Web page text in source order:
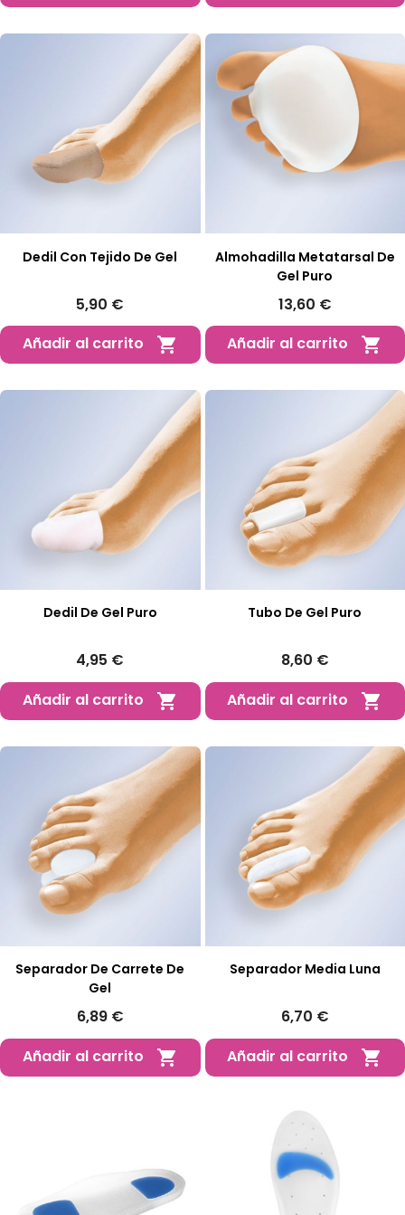
Dedil Con Tejido De Gel
5,90 €
Añadir al carrito

Almohadilla Metatarsal De
Gel Puro
13,60 €
Añadir al carrito

Dedil De Gel Puro
4,95 €
Añadir al carrito

Tubo De Gel Puro
8,60 €
Añadir al carrito

Separador De Carrete De
Gel
6,89 €
Añadir al carrito

Separador Media Luna
6,70 €
Añadir al carrito
